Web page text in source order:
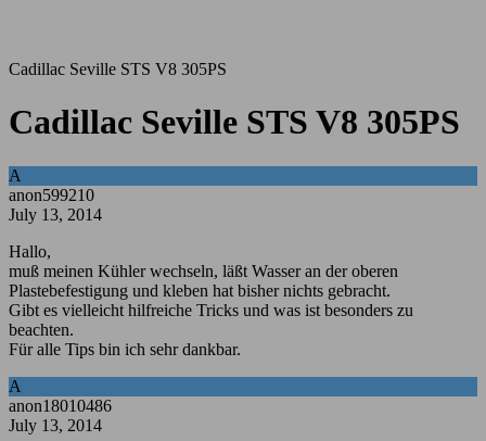
Cadillac Seville STS V8 305PS
Cadillac Seville STS V8 305PS
A
anon599210
July 13, 2014
Hallo,
muß meinen Kühler wechseln, läßt Wasser an der oberen
Plastebefestigung und kleben hat bisher nichts gebracht.
Gibt es vielleicht hilfreiche Tricks und was ist besonders zu
beachten.
Für alle Tips bin ich sehr dankbar.
A
anon18010486
July 13, 2014